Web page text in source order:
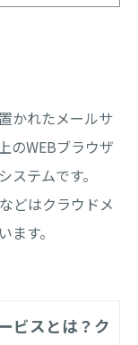
かれたメールサ
のWEBブラウザ
テムです。
どはクラウドメ
す。
ビスとは？ク